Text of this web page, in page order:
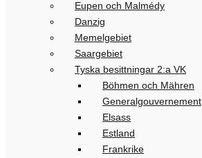
Eupen och Malmédy
Danzig
Memelgebiet
Saargebiet
Tyska besittningar 2:a VK
Böhmen och Mähren
Generalgouvernement
Elsass
Estland
Frankrike